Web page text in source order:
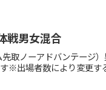
戦男女混合
取ノーアドバンテー
※出場者数により変更す